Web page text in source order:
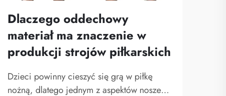
Dlaczego oddechowy
materiał ma znaczenie w
produkcji strojów piłkarskich
Dzieci powinny cieszyć się grą w piłkę
nożną, dlatego jednym z aspektów noszenia